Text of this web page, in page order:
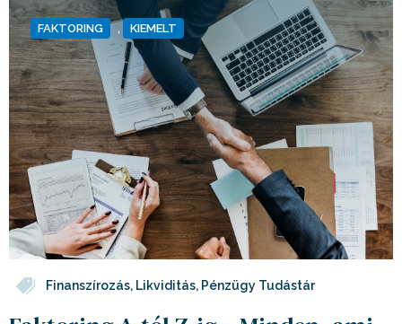
FAKTORING , KIEMELT
Finanszírozás, Likviditás, Pénzügy Tudástár